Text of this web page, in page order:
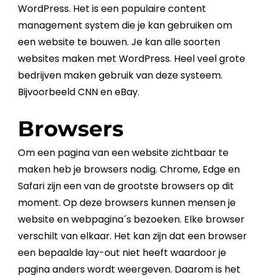
WordPress. Het is een populairecontent
management system die je kan gebruiken om
eenwebsitete bouwen. Je kan alle soorten
websites maken met WordPress. Heel veel grote
bedrijven maken gebruik van deze systeem.
Bijvoorbeeld CNN en eBay.
Browsers
Om een pagina van eenwebsitezichtbaar te
maken heb je browsers nodig. Chrome, Edge en
Safari zijn een van de grootste browsers op dit
moment. Op deze browsers kunnen mensen je
websiteenwebpagina´s bezoeken. Elke browser
verschilt van elkaar. Het kan zijn dat een browser
een bepaalde lay-out niet heeft waardoor je
pagina anders wordt weergeven. Daarom is het